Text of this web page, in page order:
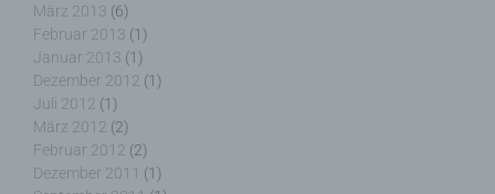
März 2013 (6)
Februar 2013 (1)
Januar 2013 (1)
Dezember 2012 (1)
Juli 2012 (1)
März 2012 (2)
Februar 2012 (2)
Dezember 2011 (1)
E-Mail: wolfgang.behling@t-online.de
Cookies / SessionStorage / LocalStorage
Die Internetseiten verwenden teilweise so
genannte Cookies, LocalStorage und
SessionStorage. Dies dient dazu, unser Angebot
nutzerfreundlicher, effektiver und sicherer zu